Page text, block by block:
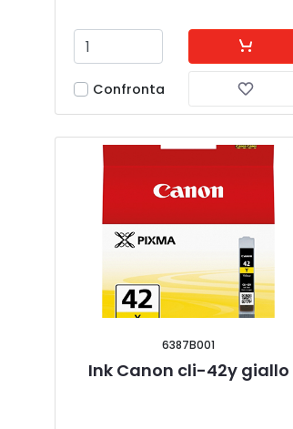
Confronta
6387B001
Ink Canon cli-42y giallo